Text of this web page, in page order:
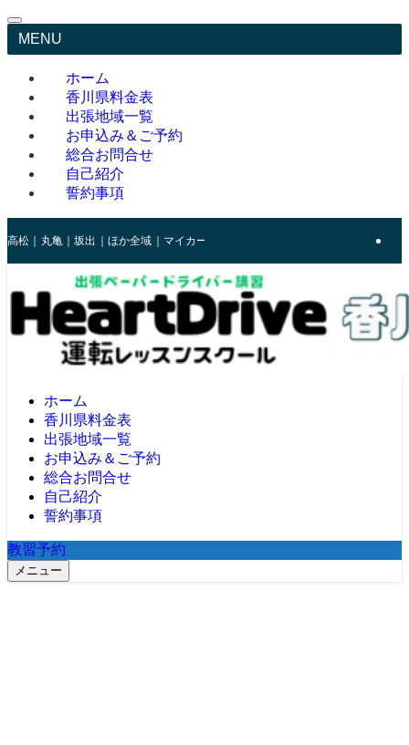
MENU
ホーム
香川県料金表
出張地域一覧
お申込み＆ご予約
総合お問合せ
自己紹介
誓約事項
高松｜丸亀｜坂出｜ほか全域｜マイカーでのレッスンを優しくサポート
ホーム
香川県料金表
出張地域一覧
お申込み＆ご予約
総合お問合せ
自己紹介
誓約事項
教習予約
メニュー